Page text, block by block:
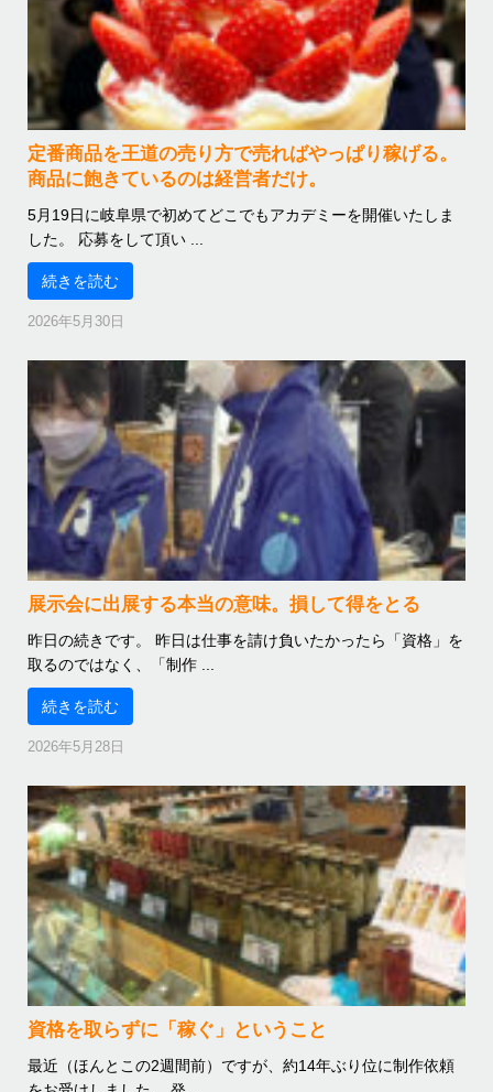
定番商品を王道の売り方で売ればやっぱり稼げる。
商品に飽きているのは経営者だけ。
5月19日に岐阜県で初めてどこでもアカデミーを開催いたしま
した。 応募をして頂い ...
続きを読む
2026年5月30日
展示会に出展する本当の意味。損して得をとる
昨日の続きです。 昨日は仕事を請け負いたかったら「資格」を
取るのではなく、「制作 ...
続きを読む
2026年5月28日
資格を取らずに「稼ぐ」ということ
最近（ほんとこの2週間前）ですが、約14年ぶり位に制作依頼